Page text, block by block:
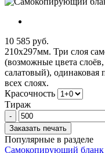
10 585 руб.
210х297мм. Три слоя
(возможные цвета
салатовый), одинаковая
всех слоях.
Красочность
Тираж
-
Заказать печать
Популярные в разделе
Самокопирующий